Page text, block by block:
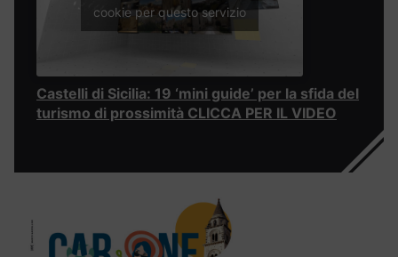
cookie per questo servizio
Castelli di Sicilia: 19 ‘mini guide’ per la sfida del
turismo di prossimità CLICCA PER IL VIDEO